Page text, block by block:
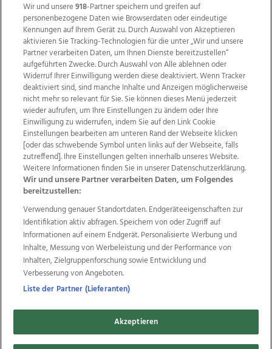
Wir über uns Mediadaten Kontakt
Jobs
Datenschutz
Impressum
AGB Anzeigekunden
AGB Website
Ehrenkodex Politische Werbung
Weitere Angebote des Medienhauses Wimmer
TV1 di-mog-i.at OÖNow
Ischler Woche
Life Radio
OÖNachrichten
OÖN Immobilien
OÖN Karriere
OÖN Reise
Promenaden Galerien
Regionaljobs
wasistlos.at
Copyrights © 2026 Tips Zeitungs GmbH & Co KG
Wir und unsere918-Partner speichern und greifen auf
personenbezogene Daten wie Browserdaten oder eindeutige
Kennungen auf Ihrem Gerät zu. Durch Auswahl von Akzeptieren
aktivieren Sie Tracking-Technologien für die unter „Wir und unsere
Partner verarbeiten Daten, um Ihnen Dienste bereitzustellen“
aufgeführten Zwecke. Durch Auswahl von Alle ablehnen oder
Widerruf Ihrer Einwilligung werden diese deaktiviert. Wenn Tracker
deaktiviert sind, sind manche Inhalte und Anzeigen möglicherweise
nicht mehr so relevant für Sie. Sie können dieses Menü jederzeit
wieder aufrufen, um Ihre Einstellungen zu ändern oder Ihre
Einwilligung zu widerrufen, indem Sie auf den Link Cookie
Einstellungen bearbeiten am unteren Rand der Webseite klicken
[oder das schwebende Symbol unten links auf der Webseite, falls
zutreffend]. Ihre Einstellungen gelten innerhalb unseres Website.
Weitere Informationen finden Sie in unserer Datenschutzerklärung.
Wir und unsere Partner verarbeiten Daten, um Folgendes
bereitzustellen:
Verwendung genauer Standortdaten. Endgeräteeigenschaften zur
Identifikation aktiv abfragen. Speichern von oder Zugriff auf
Informationen auf einem Endgerät. Personalisierte Werbung und
Inhalte, Messung von Werbeleistung und der Performance von
Inhalten, Zielgruppenforschung sowie Entwicklung und
Verbesserung von Angeboten.
Liste der Partner (Lieferanten)
Akzeptieren